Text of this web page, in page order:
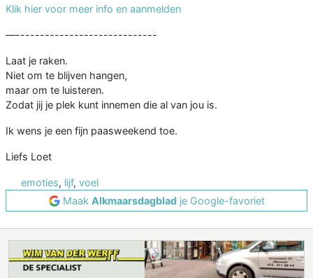
Klik hier voor meer info en aanmelden
—-----------------------------
Laat je raken.
Niet om te blijven hangen,
maar om te luisteren.
Zodat jij je plek kunt innemen die al van jou is.
Ik wens je een fijn paasweekend toe.
Liefs Loet
emoties, lijf, voel
Maak Alkmaarsdagbladje Google-favoriet